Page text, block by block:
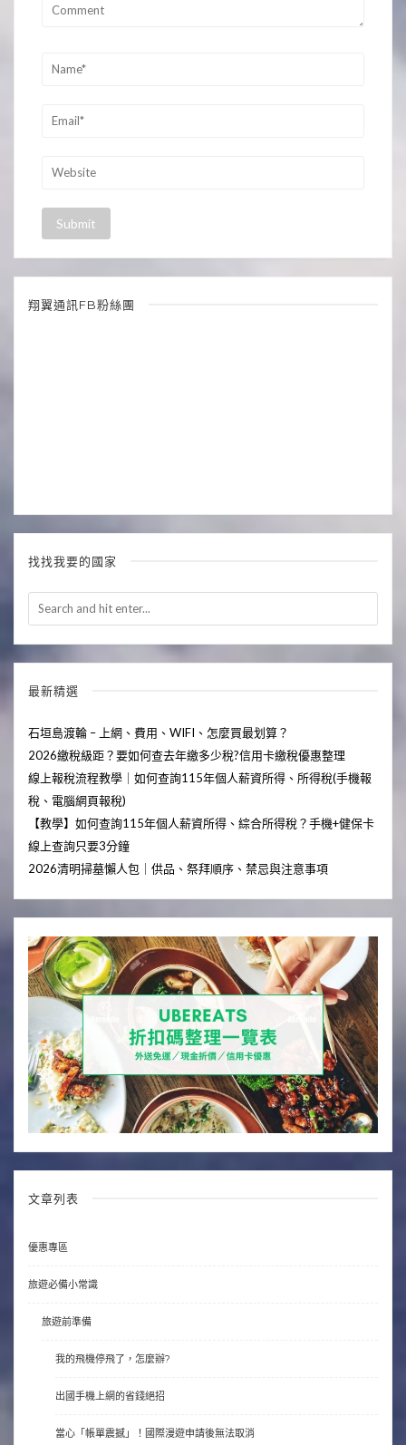
翔翼通訊FB粉絲團
找找我要的國家
最新精選
石垣島渡輪 – 上網、費用、WIFI、怎麼買最划算？
2026繳稅級距？要如何查去年繳多少稅?信用卡繳稅優惠整理
線上報稅流程教學｜如何查詢115年個人薪資所得、所得稅(手機報
稅、電腦網頁報稅)
【教學】如何查詢115年個人薪資所得、綜合所得稅？手機+健保卡
線上查詢只要3分鐘
2026清明掃墓懶人包｜供品、祭拜順序、禁忌與注意事項
文章列表
優惠專區
旅遊必備小常識
旅遊前準備
我的飛機停飛了，怎麼辦?
出國手機上網的省錢絕招
當心「帳單震撼」！國際漫遊申請後無法取消